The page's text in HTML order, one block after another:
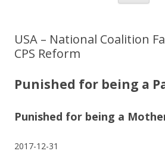
USA – National Coalition
CPS Reform
Punished for being a
Punished for being a
2017-12-31